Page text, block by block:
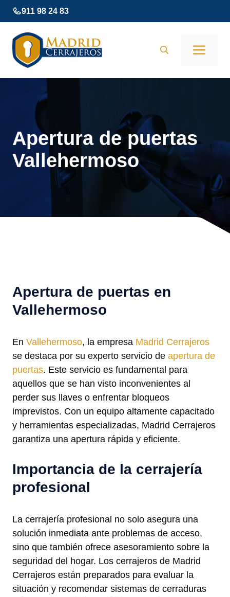
Saltar
al
contenido
911 98 24 83
Apertura de puertas
Vallehermoso
Apertura de puertas en
Vallehermoso
En Vallehermoso, la empresa Madrid Cerrajeros
se destaca por su experto servicio de apertura de
puertas. Este servicio es fundamental para
aquellos que se han visto inconvenientes al
perder sus llaves o enfrentar bloqueos
imprevistos. Con un equipo altamente capacitado
y herramientas especializadas, Madrid Cerrajeros
garantiza una apertura rápida y eficiente.
Importancia de la cerrajería
profesional
La cerrajería profesional no solo asegura una
solución inmediata ante problemas de acceso,
sino que también ofrece asesoramiento sobre la
seguridad del hogar. Los cerrajeros de Madrid
Cerrajeros están preparados para evaluar la
situación y recomendar sistemas de cerraduras